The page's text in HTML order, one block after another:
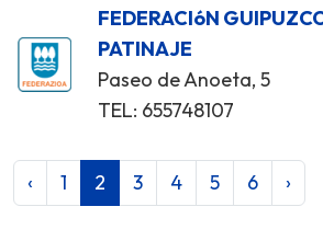
FEDERACIóN
PATINAJE
Paseo de Anoeta, 5
TEL: 655748107
‹ 1 2 3 4 5 6 ›